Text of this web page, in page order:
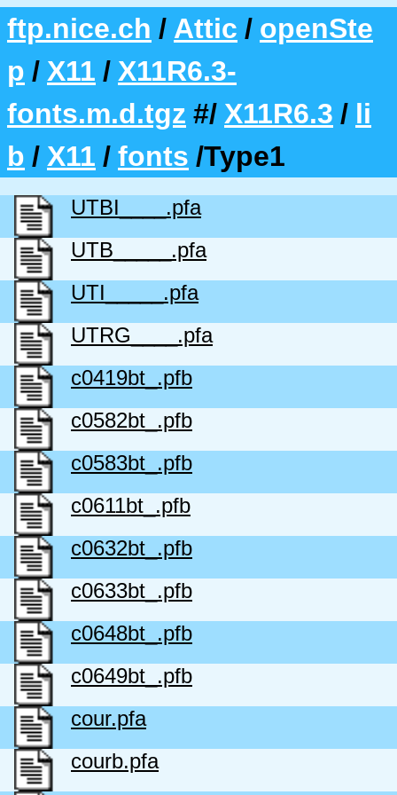
ftp.nice.ch / Attic / openSte
p / X11 / X11R6.3-
fonts.m.d.tgz #/ X11R6.3 / li
b / X11 / fonts /Type1
UTBI____.pfa
UTB_____.pfa
UTI_____.pfa
UTRG____.pfa
c0419bt_.pfb
c0582bt_.pfb
c0583bt_.pfb
c0611bt_.pfb
c0632bt_.pfb
c0633bt_.pfb
c0648bt_.pfb
c0649bt_.pfb
cour.pfa
courb.pfa